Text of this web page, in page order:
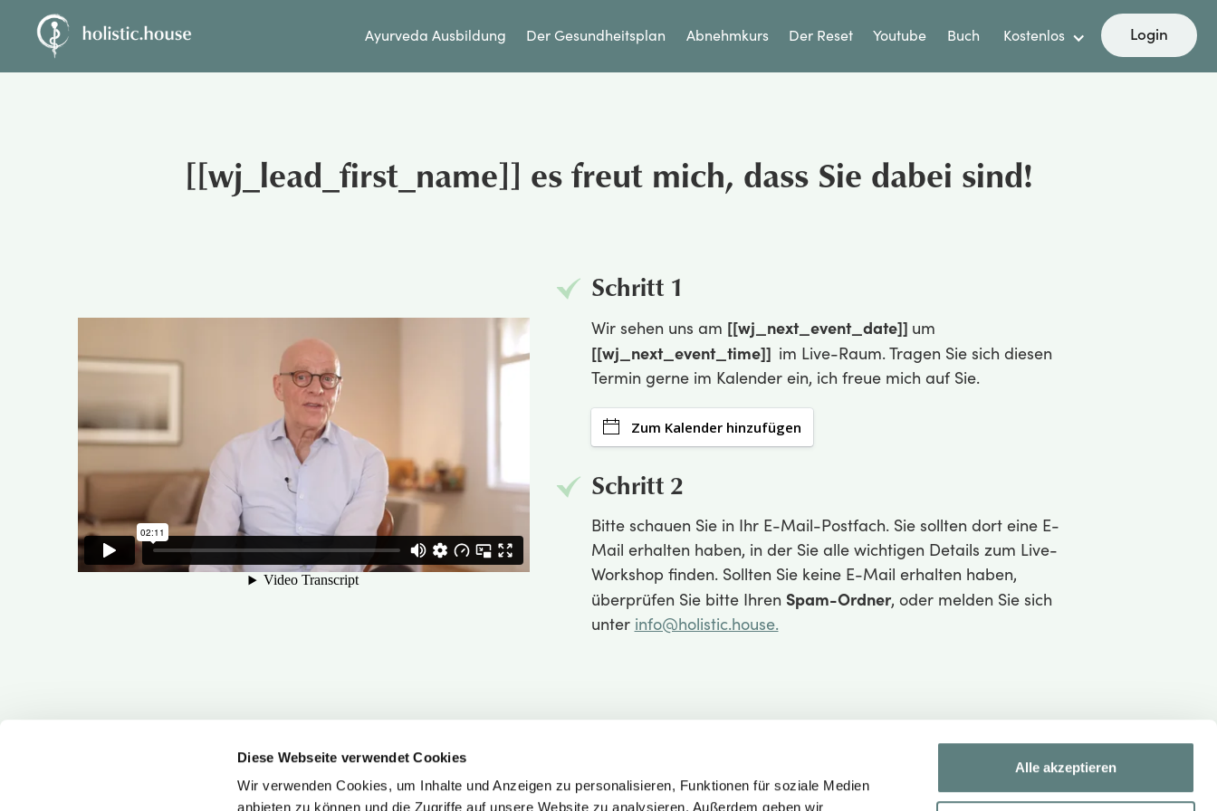
Diese Webseite verwendet Cookies
Wir verwenden Cookies, um Inhalte und Anzeigen zu personalisieren, Funktionen für soziale Medien
anbieten zu können und die Zugriffe auf unsere Website zu analysieren. Außerdem geben wir
Alle akzeptieren
Ayurveda Ausbildung Der Gesundheitsplan Abnehmkurs Der Reset Youtube Buch Kostenlos Login
[[wj_lead_first_name]] es freut mich, dass Sie dabei sind!
Schritt 1
Wir sehen uns am [[wj_next_event_date]] um
[[wj_next_event_time]] im Live-Raum. Tragen Sie sich diesen
Termin gerne im Kalender ein, ich freue mich auf Sie.
Zum Kalender hinzufügen
Schritt 2
Bitte schauen Sie in Ihr E-Mail-Postfach. Sie sollten dort eine E-
Mail erhalten haben, in der Sie alle wichtigen Details zum Live-
Workshop finden. Sollten Sie keine E-Mail erhalten haben,
überprüfen Sie bitte Ihren Spam-Ordner, oder melden Sie sich
unter info@holistic.house.